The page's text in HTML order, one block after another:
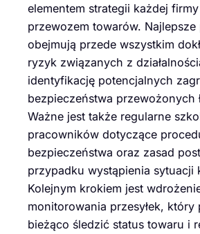
elementem strategii każdej
przewozem towarów. Najlepsze
obejmują przede wszystkim
ryzyk związanych z
identyfikację potencjalnych
bezpieczeństwa przewożonych
Ważne jest także regularne
pracowników dotyczące
bezpieczeństwa oraz zasad
przypadku wystąpienia sytuacji
Kolejnym krokiem jest
monitorowania przesyłek, który
bieżąco śledzić status towaru i